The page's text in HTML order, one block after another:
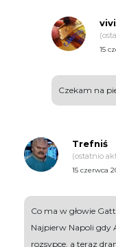
15
Czekam na
Trefniś
(ostatnio
15 czerwca
Co ma w głowie
Najpierw Napoli gdy
rozsypce, a teraz